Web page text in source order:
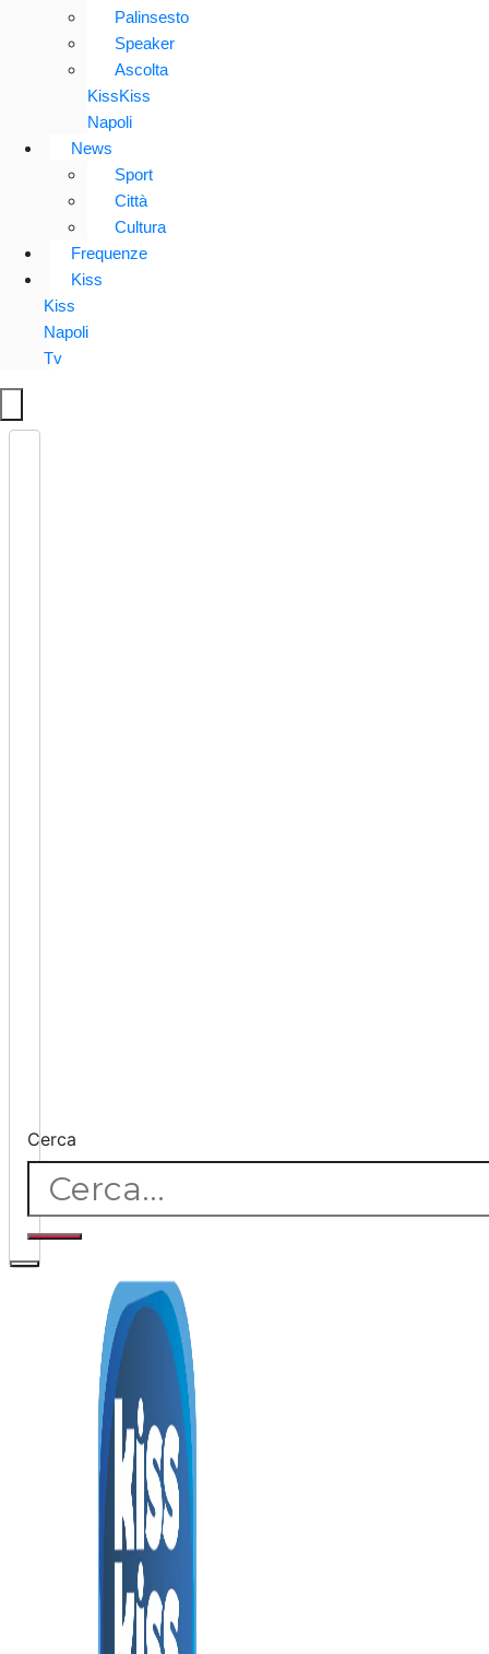
Palinsesto
Speaker
Ascolta
KissKiss
Napoli
News
Sport
Città
Cultura
Frequenze
Kiss
Kiss
Napoli
Tv
Cerca